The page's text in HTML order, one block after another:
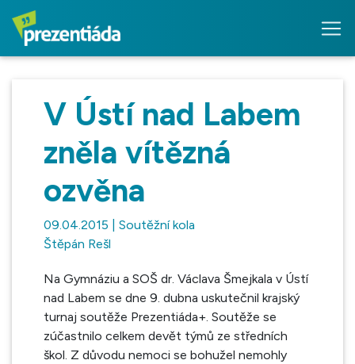
V Ústí nad Labem
zněla vítězná
ozvěna
09.04.2015 | Soutěžní kola
Štěpán Rešl
Na Gymnáziu a SOŠ dr. Václava Šmejkala v Ústí
nad Labem se dne 9. dubna uskutečnil krajský
turnaj soutěže Prezentiáda+. Soutěže se
zúčastnilo celkem devět týmů ze středních
škol. Z důvodu nemoci se bohužel nemohly